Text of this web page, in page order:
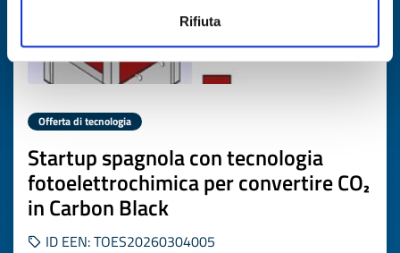
Rifiuta
Offerta di tecnologia
Startup spagnola con tecnologia
fotoelettrochimica per convertire CO₂
in Carbon Black
ID EEN: TOES20260304005